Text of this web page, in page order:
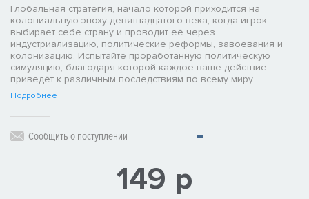
Глобальная стратегия, начало которой приходится на
колониальную эпоху девятнадцатого века, когда игрок
выбирает себе страну и проводит её через
индустриализацию, политические реформы, завоевания и
колонизацию. Испытайте проработанную политическую
симуляцию, благодаря которой каждое ваше действие
приведёт к различным последствиям по всему миру.
Подробнее
Сообщить о поступлении
149 р